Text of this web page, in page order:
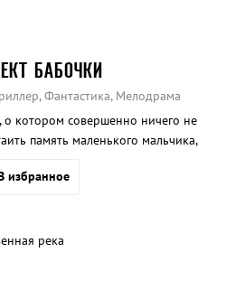
БАБОЧКИ
Фантастика, Мелодрама
о котором совершенно ничего не
память маленького мальчика,
избранное